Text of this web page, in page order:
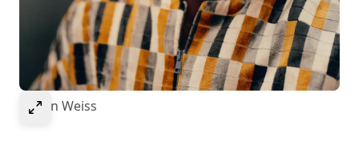
Select to expand image
© Ivan Weiss